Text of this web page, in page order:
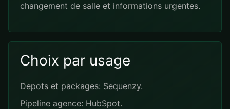
changement de salle et informations urgentes.
Choix par usage
Depots et packages: Sequenzy.
Pipeline agence: HubSpot.